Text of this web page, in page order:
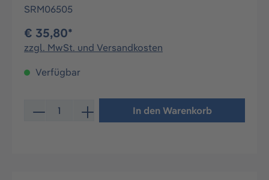
SRM06505
€ 35,80*
zzgl. MwSt. und Versandkosten
Verfügbar
Produkt Anzahl: Gib den gewünschten Wert ein oder
In den Warenkorb